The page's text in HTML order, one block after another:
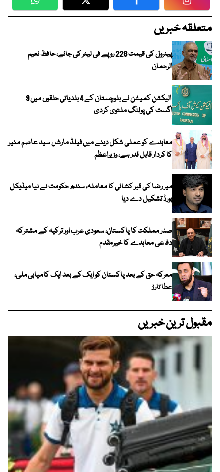
WhatsApp Twitter Facebook
متعلقہ خبریں
پیٹرول کی قیمت 228 روپے فی لیٹر کی جائے، حافظ نعیم
الرحمان
الیکشن کمیشن نے بلوچستان کے 4 بلدیاتی حلقوں میں 9
اگست کی پولنگ ملتوی کردی
معاہدے کو عملی شکل دینے میں فیلڈ مارشل سید عاصم منیر
کا کردار قابل قدر ہے، وزیراعظم
میر رضا کی قبر کشائی کا معاملہ، سندھ حکومت نے نیا میڈیکل
بورڈ تشکیل دے دیا
صدر مملکت کا پاکستان، سعودی عرب اور ترکیہ کے مشترکہ
دفاعی معاہدے کا خیرمقدم
معرکہ حق کے بعد پاکستان کو ایک کے بعد ایک کامیابی ملی،
عطا تارڑ
مقبول ترین خبریں